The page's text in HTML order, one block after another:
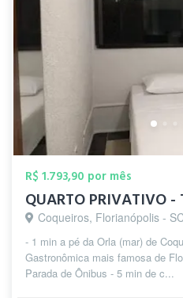
R$ 1.793,90 por mês
QUARTO PRIVATIVO
Coqueiros, Florianópolis -
- 1 min a pé da Orla (mar) de
Gastronômica mais famosa de
Parada de Ônibus - 5 min de c...